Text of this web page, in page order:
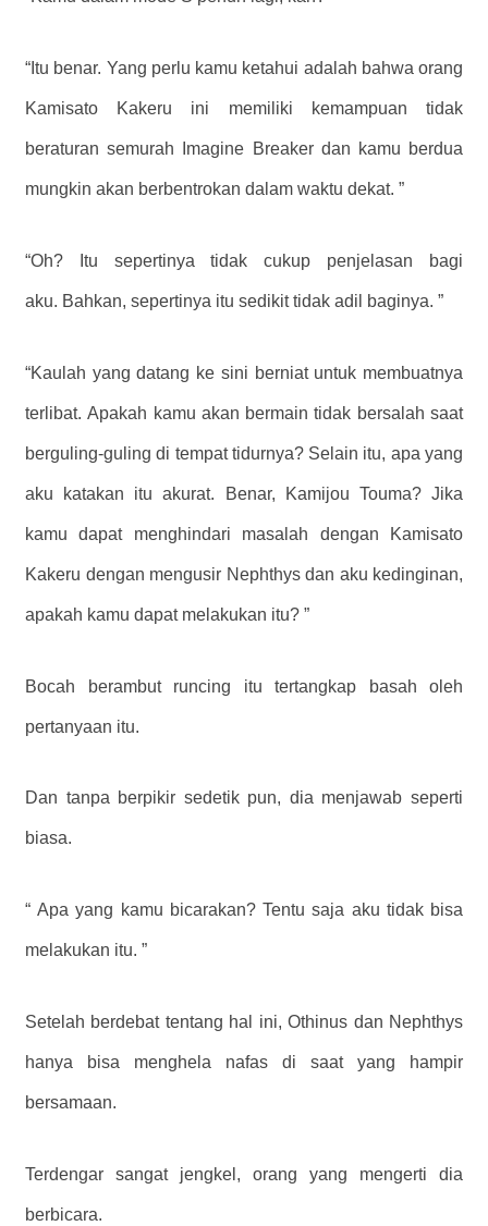
“Itu benar. Yang perlu kamu ketahui adalah bahwa orang
Kamisato Kakeru ini memiliki kemampuan tidak
beraturan semurah Imagine Breaker dan kamu berdua
mungkin akan berbentrokan dalam waktu dekat. ”
“Oh? Itu sepertinya tidak cukup penjelasan bagi
aku. Bahkan, sepertinya itu sedikit tidak adil baginya. ”
“Kaulah yang datang ke sini berniat untuk membuatnya
terlibat. Apakah kamu akan bermain tidak bersalah saat
berguling-guling di tempat tidurnya? Selain itu, apa yang
aku katakan itu akurat. Benar, Kamijou Touma? Jika
kamu dapat menghindari masalah dengan Kamisato
Kakeru dengan mengusir Nephthys dan aku kedinginan,
apakah kamu dapat melakukan itu? ”
Bocah berambut runcing itu tertangkap basah oleh
pertanyaan itu.
Dan tanpa berpikir sedetik pun, dia menjawab seperti
biasa.
“ Apa yang kamu bicarakan? Tentu saja aku tidak bisa
melakukan itu. ”
Setelah berdebat tentang hal ini, Othinus dan Nephthys
hanya bisa menghela nafas di saat yang hampir
bersamaan.
Terdengar sangat jengkel, orang yang mengerti dia
berbicara.